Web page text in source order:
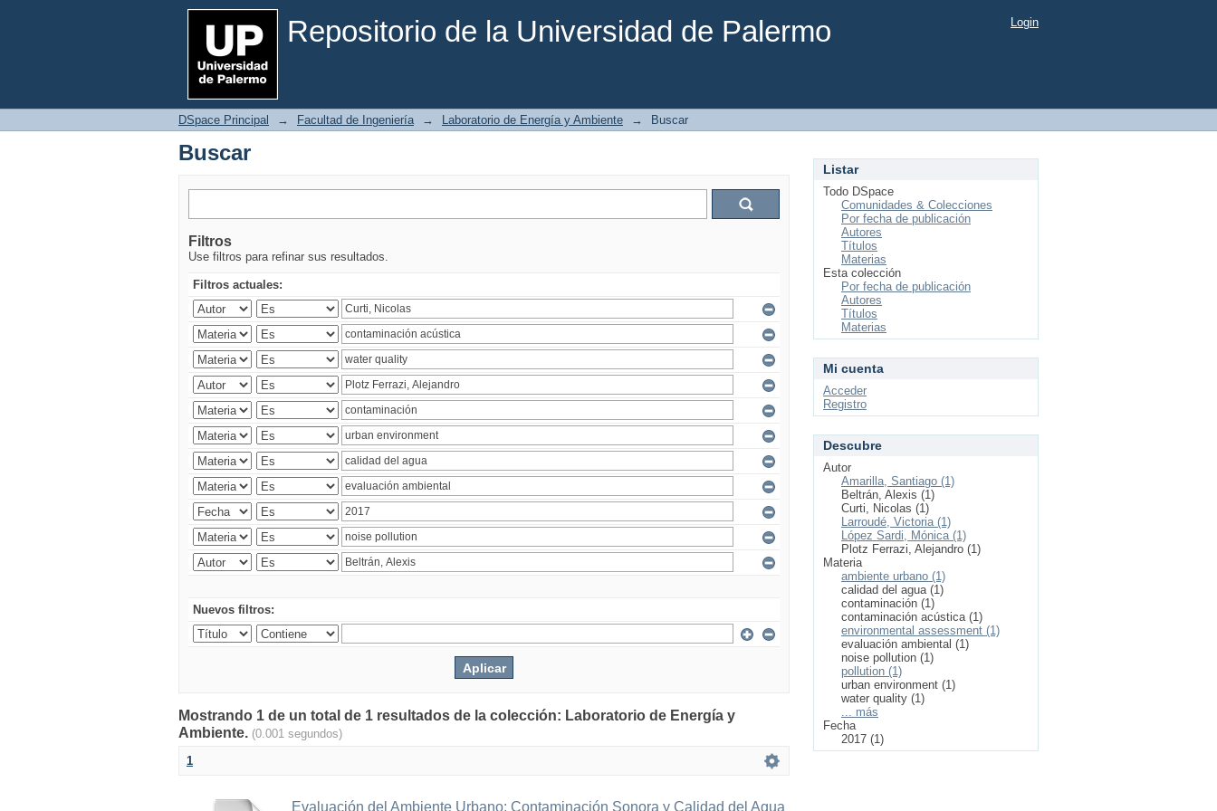
Repositorio de la Universidad de Palermo
Buscar Login
DSpace Principal → Facultad de Ingeniería → Laboratorio de Energía y Ambiente → Buscar
Buscar
Filtros
Use filtros para refinar sus resultados.
Filtros actuales:
Nuevos filtros:
Mostrando 1 de un total de 1 resultados de la colección: Laboratorio de Energía y
Ambiente. (0.001 segundos)
1
Evaluación del Ambiente Urbano: Contaminación Sonora y Calidad del Agua
Listar
Todo DSpace
Comunidades & Colecciones
Por fecha de publicación
Autores
Títulos
Materias
Esta colección
Por fecha de publicación
Autores
Títulos
Materias
Mi cuenta
Acceder
Registro
Descubre
Autor
Amarilla, Santiago (1)
Beltrán, Alexis (1)
Curti, Nicolas (1)
Larroudé, Victoria (1)
López Sardi, Mónica (1)
Plotz Ferrazi, Alejandro (1)
Materia
ambiente urbano (1)
calidad del agua (1)
contaminación (1)
contaminación acústica (1)
environmental assessment (1)
evaluación ambiental (1)
noise pollution (1)
pollution (1)
urban environment (1)
water quality (1)
... más
Fecha
2017 (1)